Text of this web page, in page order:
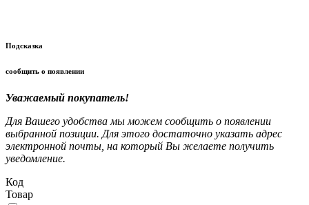
Подсказка
сообщить о появлении
Уважаемый покупатель!
Для Вашего удобства мы можем сообщить о появлении
выбранной позиции. Для этого достаточно указать адрес
электронной почты, на который Вы желаете получить
уведомление.
Код
Товар